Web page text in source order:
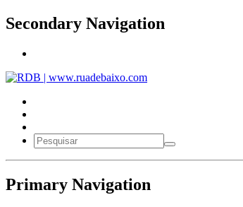
Secondary Navigation
Primary Navigation